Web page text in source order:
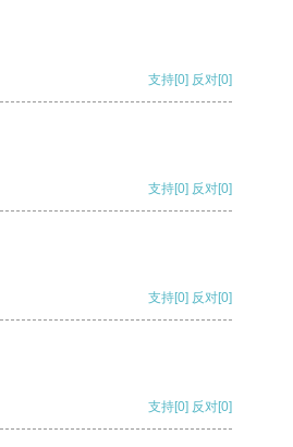
支持[0] 反对[0]
支持[0] 反对[0]
支持[0] 反对[0]
支持[0] 反对[0]